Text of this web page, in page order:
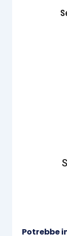
dei rischi
inserito
Altra
di cui in
Potrebbe